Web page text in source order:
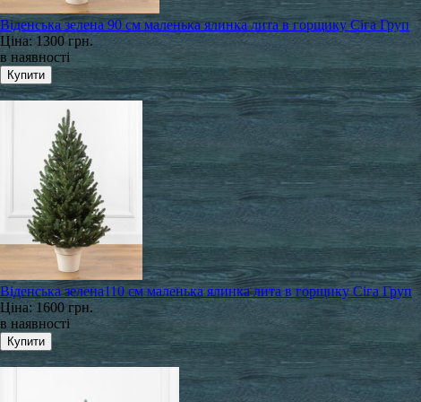
Віденська зелена 90 см маленька ялинка лита в горщику Сіга Груп
Ціна: 1300 грн.
в наявності
Віденська зелена110 см маленька ялинка лита в горщику Сіга Груп
Ціна: 1600 грн.
в наявності